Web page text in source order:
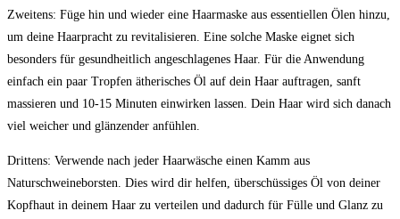
Zweitens: Füge hin und wieder eine Haarmaske aus essentiellen Ölen hinzu,
um deine Haarpracht zu revitalisieren. Eine solche Maske eignet sich
besonders für gesundheitlich angeschlagenes Haar. Für die Anwendung
einfach ein paar Tropfen ätherisches Öl auf dein Haar auftragen, sanft
massieren und 10-15 Minuten einwirken lassen. Dein Haar wird sich danach
viel weicher und glänzender anfühlen.
Drittens: Verwende nach jeder Haarwäsche einen Kamm aus
Naturschweineborsten. Dies wird dir helfen, überschüssiges Öl von deiner
Kopfhaut in deinem Haar zu verteilen und dadurch für Fülle und Glanz zu